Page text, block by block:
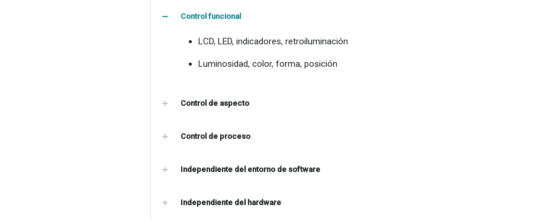
Control funcional
LCD, LED, indicadores, retroiluminación
Luminosidad, color, forma, posición
Control de aspecto
Control de proceso
Independiente del entorno de software
Independiente del hardware